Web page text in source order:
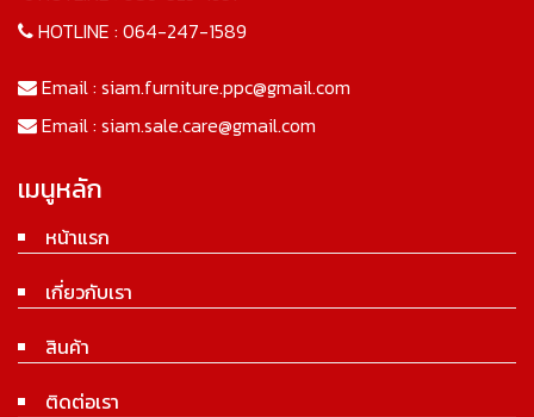
HOTLINE : 064-247-1589
Email : siam.furniture.ppc@gmail.com
Email : siam.sale.care@gmail.com
เมนูหลัก
หน้าแรก
เกี่ยวกับเรา
สินค้า
ติดต่อเรา